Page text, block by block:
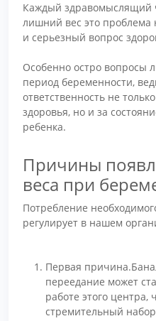
Каждый здравомыслящий
лишний вес это проблема
и серьезный вопрос
Особенно остро вопросы
период беременности,
ответственность не
здоровья, но и за
ребенка.
Причины
веса при
Потребление
регулирует в нашем
Первая
переедание может
работе этого центра,
стремительный